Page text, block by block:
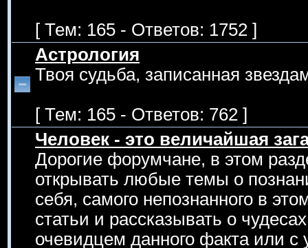
[ Тем: 165 - Ответов: 1752 ]
Астрология
Твоя судьба, записанная
[ Тем: 165 - Ответов: 762 ]
Человек - это величайшая
Дорогие форумчане, в этом
открывать любые темы о
себя, самого непознанного в
статьи и рассказывать о
очевидцем данного факта или с